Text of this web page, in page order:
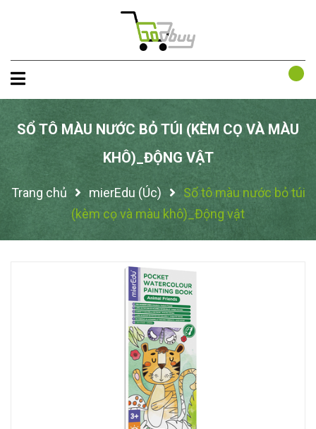
SỔ TÔ MÀU NƯỚC BỎ TÚI (KÈM CỌ VÀ MÀU
KHÔ)_ĐỘNG VẬT
Trang chủ mierEdu (Úc)
Sổ tô màu nước bỏ túi
(kèm cọ và màu khô)_Động vật